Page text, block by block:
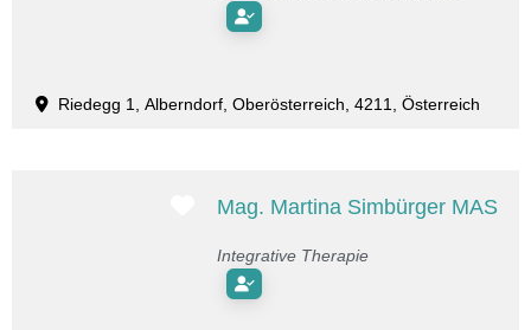
Riedegg 1, Alberndorf, Oberösterreich, 4211, Österreich
Favorit
Mag. Martina Simbürger MAS
Integrative Therapie